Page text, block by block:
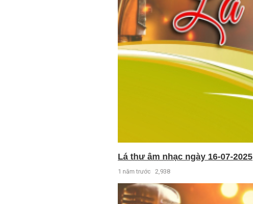
Lá thư âm nhạc ngày 16-07-2025
1 năm trước 2,938